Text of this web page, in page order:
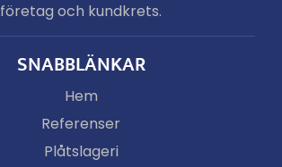
företag och kundkrets.
SNABBLÄNKAR
Hem
Referenser
Plåtslageri